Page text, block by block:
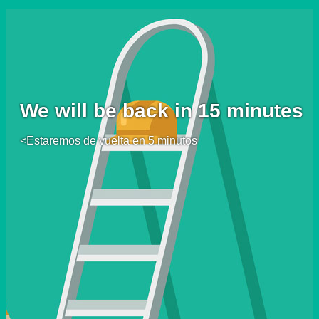
We will be back in 15 minutes
<Estaremos de vuelta en 5 minutos